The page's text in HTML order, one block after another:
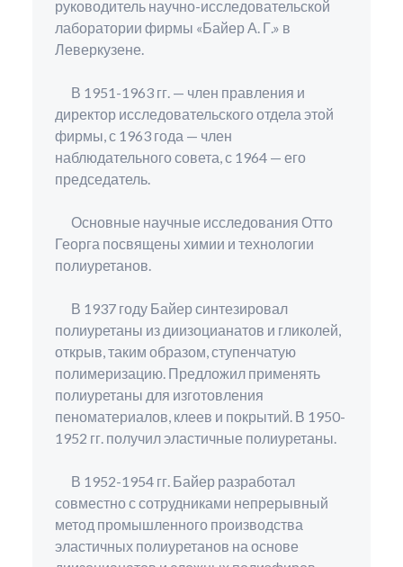
руководитель научно-исследовательской
лаборатории фирмы «Байер А. Г.» в
Леверкузене.
В 1951-1963 гг. — член правления и
директор исследовательского отдела этой
фирмы, с 1963 года — член
наблюдательного совета, с 1964 — его
председатель.
Основные научные исследования Отто
Георга посвящены химии и технологии
полиуретанов.
В 1937 году Байер синтезировал
полиуретаны из диизоцианатов и гликолей,
открыв, таким образом, ступенчатую
полимеризацию. Предложил применять
полиуретаны для изготовления
пеноматериалов, клеев и покрытий. В 1950-
1952 гг. получил эластичные полиуретаны.
В 1952-1954 гг. Байер разработал
совместно с сотрудниками непрерывный
метод промышленного производства
эластичных полиуретанов на основе